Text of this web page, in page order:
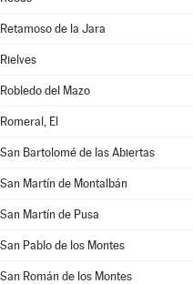
Retamoso de la Jara
Rielves
Robledo del Mazo
Romeral, El
San Bartolomé de las Abiertas
San Martín de Montalbán
San Martín de Pusa
San Pablo de los Montes
San Román de los Montes